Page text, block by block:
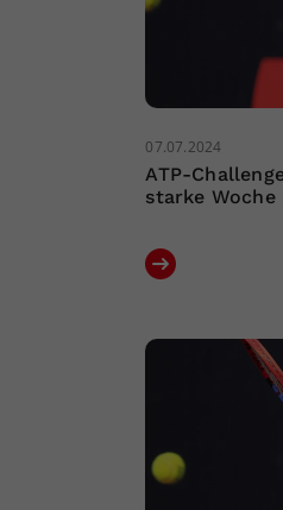
07.07.2024
ATP-
starke